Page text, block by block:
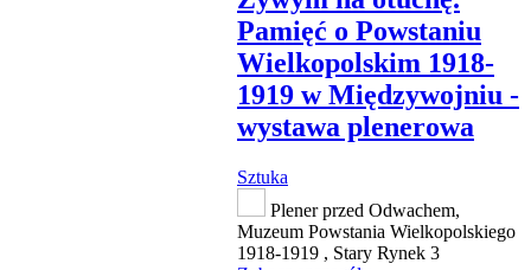
Pamięć o Powstaniu
Wielkopolskim 1918-
1919 w Międzywojniu -
wystawa plenerowa
Sztuka
Plener przed Odwachem,
Muzeum Powstania Wielkopolskiego
1918-1919 , Stary Rynek 3